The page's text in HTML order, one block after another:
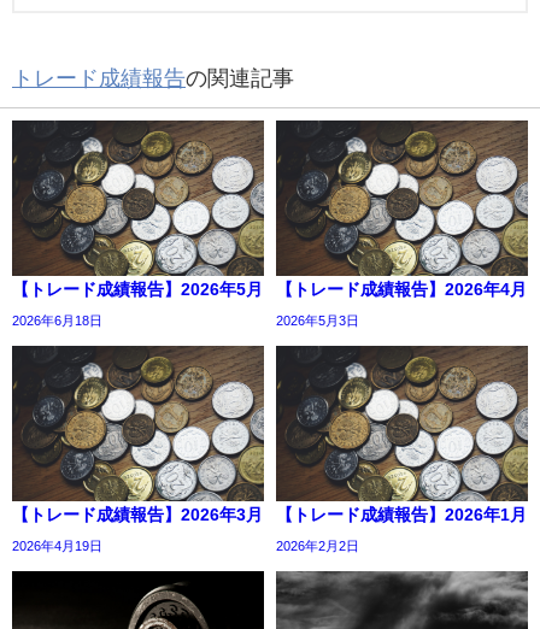
トレード成績報告の関連記事
【トレード成績報告】2026年5月
2026年6月18日
【トレード成績報告】2026年4月
2026年5月3日
【トレード成績報告】2026年3月
2026年4月19日
【トレード成績報告】2026年1月
2026年2月2日